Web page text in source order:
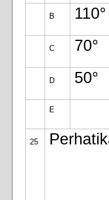
B 110°
C 70°
D 50°
E
25